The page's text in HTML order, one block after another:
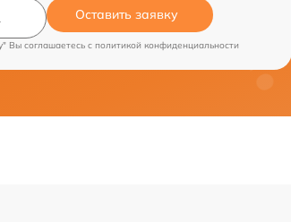
Оставить заявку
Вы соглашаетесь c политикой конфиденциальности